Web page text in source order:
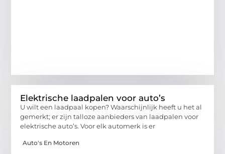
Elektrische laadpalen voor auto’s
U wilt een laadpaal kopen? Waarschijnlijk heeft u het al
gemerkt; er zijn talloze aanbieders van laadpalen voor
elektrische auto’s. Voor elk automerk is er
Auto's En Motoren